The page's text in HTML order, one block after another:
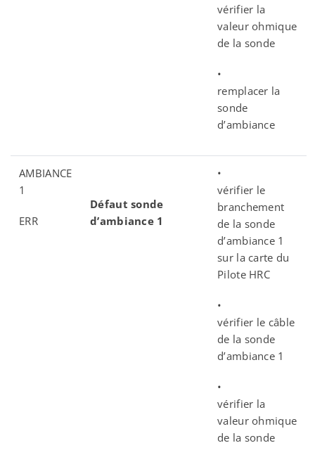
vérifier la
valeur ohmique
de la sonde
•
remplacer la
sonde
d’ambiance
AMBIANCE
1
ERR
Défaut sonde
d’ambiance 1
•
vérifier le
branchement
de la sonde
d’ambiance 1
sur la carte du
Pilote HRC
•
vérifier le câble
de la sonde
d’ambiance 1
•
vérifier la
valeur ohmique
de la sonde